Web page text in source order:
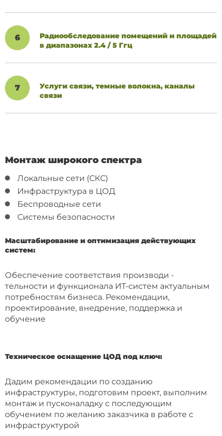
6
Радиообследование помещений и площадей
в диапазонах 2.4 / 5 Ггц
7
Услуги связи, темные волокна, каналы
связи
Монтаж широкого спектра
Локальные сети (СКС)
Инфраструктура в ЦОД
Беспроводные сети
Системы безопасности
Масштабирование и оптимизация действующих
систем:
Обеспечение соответствия производи -
тельности и функционала ИТ-систем актуальным
потребностям бизнеса. Рекомендации,
проектирование, внедрение, поддержка и
обучение
Техническое оснащение ЦОД под ключ:
Дадим рекомендации по созданию
инфраструктуры, подготовим проект, выполним
монтаж и пусконаладку с последующим
обучением по желанию заказчика в работе с
инфраструктурой